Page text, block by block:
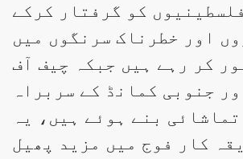
کو گرفتار کرکے
اور خطرناک سرنگوں میں
کر رہے ہیں جبکہ چیف آف
جنوبی کمانڈ کے سربراہ
بنے ہوئے ہیں، یہ
کار فوج میں مزید پھیل